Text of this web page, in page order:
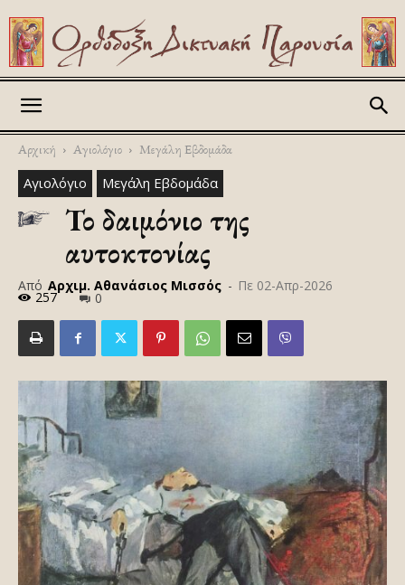
Αρχική Αγιολόγιο Μεγάλη Εβδομάδα
Αγιολόγιο Μεγάλη Εβδομάδα
Το δαιμόνιο της
αυτοκτονίας
Από Αρχιμ. Αθανάσιος Μισσός - Πε 02-Απρ-2026
257 0